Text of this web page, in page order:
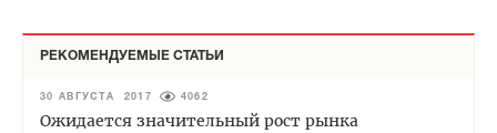
РЕКОМЕНДУЕМЫЕ СТАТЬИ
30 АВГУСТА 2017 4062
Ожидается значительный рост рынка